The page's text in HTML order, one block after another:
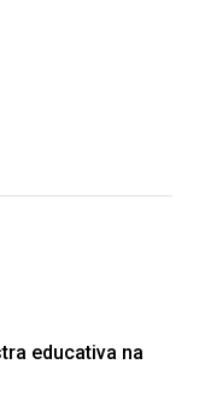
educativa na